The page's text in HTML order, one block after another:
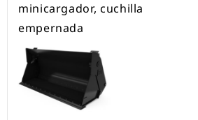
minicargador, cuchilla
empernada